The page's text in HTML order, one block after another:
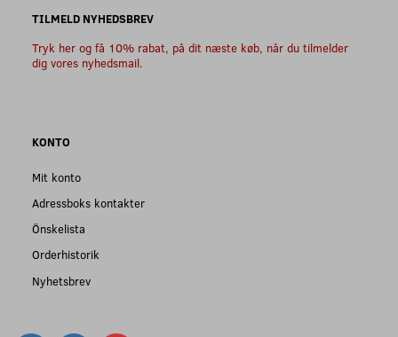
TILMELD NYHEDSBREV
Tryk her og få 10% rabat, på dit næste køb, når du tilmelder
dig vores nyhedsmail.
KONTO
Mit konto
Adressboks kontakter
Önskelista
Orderhistorik
Nyhetsbrev